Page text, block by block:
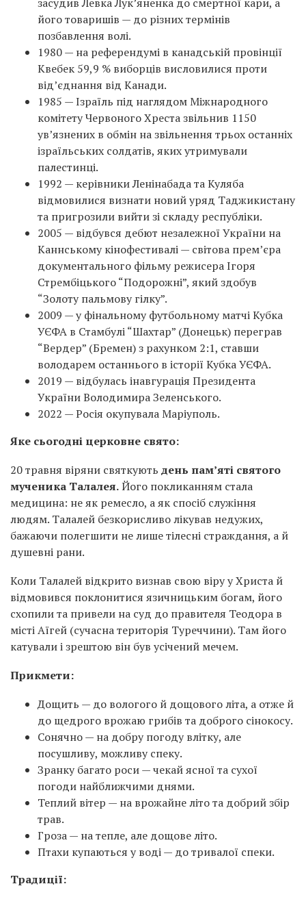
його товаришів — до різних термінів
позбавлення волі.
1980 — на референдумі в канадській провінції
Квебек 59,9 % виборців висловилися проти
від’єднання від Канади.
1985 — Ізраїль під наглядом Міжнародного
комітету Червоного Хреста звільнив 1150
ув’язнених в обмін на звільнення трьох останніх
ізраїльських солдатів, яких утримували
палестинці.
1992 — керівники Ленінабада та Куляба
відмовилися визнати новий уряд Таджикистану
та пригрозили вийти зі складу республіки.
2005 — відбувся дебют незалежної України на
Каннському кінофестивалі — світова прем’єра
документального фільму режисера Ігоря
Стрембіцького “Подорожні”, який здобув
“Золоту пальмову гілку”.
2009 — у фінальному футбольному матчі Кубка
УЄФА в Стамбулі “Шахтар” (Донецьк) переграв
“Вердер” (Бремен) з рахунком 2:1, ставши
володарем останнього в історії Кубка УЄФА.
2019 — відбулась інавгурація Президента
України Володимира Зеленського.
2022 — Росія окупувала Маріуполь.
Яке сьогодні церковне свято:
20 травня віряни святкують день пам’яті святого
мученика Талалея.Його покликанням стала
медицина: не як ремесло, а як спосіб служіння
людям. Талалей безкорисливо лікував недужих,
бажаючи полегшити не лише тілесні страждання, а й
душевні рани.
Коли Талалей відкрито визнав свою віру у Христа й
відмовився поклонитися язичницьким богам, його
схопили та привели на суд до правителя Теодора в
місті Аїгей (сучасна територія Туреччини). Там його
катували і зрештою він був усічений мечем.
Прикмети:
Дощить — до вологого й дощового літа, а отже й
до щедрого врожаю грибів та доброго сінокосу.
Сонячно — на добру погоду влітку, але
посушливу, можливу спеку.
Зранку багато роси — чекай ясної та сухої
погоди найближчими днями.
Теплий вітер — на врожайне літо та добрий збір
трав.
Гроза — на тепле, але дощове літо.
Птахи купаються у воді — до тривалої спеки.
Традиції: